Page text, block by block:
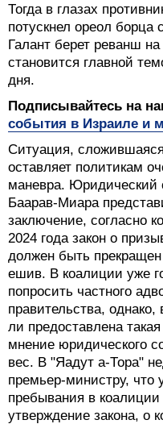
Тогда в глазах
потускнел ореол
Галант берет реванш на
становится главной
дня.
Подписывайтесь на
события в Израиле и
Ситуация, сложившаяся
оставляет политикам
маневра. Юридический
Баарав-Миара
заключение, согласно
2024 года закон о
должен быть
ешив. В коалиции уже
попросить частного
правительства,
ли предоставлена
мнение юридического
вес. В "Яадут а-Тора"
премьер-министру, что
пребывания в
утверждение закона, о